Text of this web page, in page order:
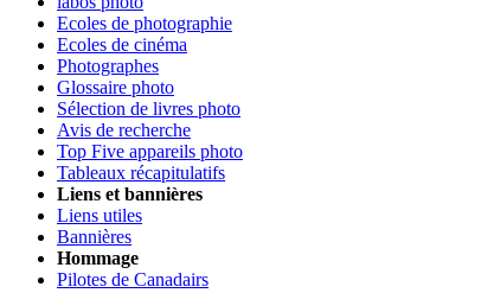
Ecoles de photographie
Ecoles de cinéma
Photographes
Glossaire photo
Sélection de livres photo
Avis de recherche
Top Five appareils photo
Tableaux récapitulatifs
Liens et bannières
Liens utiles
Bannières
Hommage
Pilotes de Canadairs